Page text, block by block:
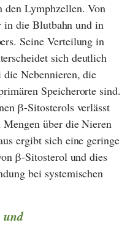
Lymphzellen. Von
in die Blutbahn und in
Seine Verteilung in
sich deutlich
Nebennieren, die
Speicherorte sind.
β-Sitosterols verlässt
über die Nieren
ergibt sich eine geringe
β-Sitosterol und dies
bei systemischen
und